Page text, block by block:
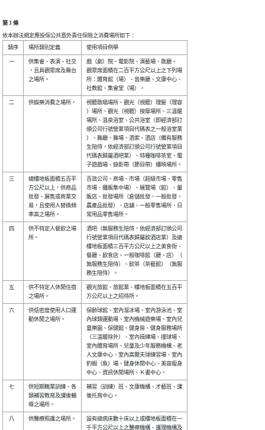
第 3 條
依本辦法規定應投保公共意外責任保險之消費場所如下：
供集會、表演、社交
，且具觀眾席及舞台
之場所。
戲（劇）院、電影院、演藝場、歌廳。
觀眾席面積在二百平方公尺以上之下列場
所：體育館（場）、音樂廳、文康中心、
供娛樂消費之場所。
視聽歌唱場所、觀光（視聽）理髮（理容
）場所、觀光（視聽）按摩場所、三溫暖
場所、溫泉浴室、公共浴室（即經濟部訂
頒公司行號營業項目代碼表之一般浴室業
）、舞廳、舞場、酒家、酒店（備有服務
生陪侍，依經濟部訂頒公司行號營業項目
代碼表歸屬酒吧業）、特種咖啡茶室、電
總樓地板面積五百平
方公尺以上，供商品
批發、展售或商業交
易，且使用人替換頻
百貨公司、商場、市場（超級市場、零售
市場、攤販集中場）、展覽場（館）、量
販店、批發場所（倉儲批發、一般批發、
農產品批發）、店舖、一般零售場所、日
供不特定人餐飲之場
所。
酒吧（無服務生陪侍，依經濟部訂頒公司
行號營業項目代碼表歸屬飲酒店業）及總
樓地板面積三百平方公尺以上之美食街、
餐廳、飲食店、一般咖啡館（廳、店）（
無服務生陪侍）、飲茶（茶藝館）（無服
供不特定人休閒住宿
觀光旅館、旅館業、樓地板面積在五百平
供低密度使用人口運
動休閒之場所。
保齡球館、室內溜冰場、室內游泳池、室
內球類運動場、室內機械遊樂場、室內兒
童樂園、保健館、健身房、健身服務場所
（三溫暖除外）、室內操練場、撞球場、
室內體育場所、兒童及少年服務機構、老
人文康中心、室內高爾夫球練習場、室內
釣蝦（魚）場、健身休閒中心、美容瘦身
供短期職業訓練、各
類補習教育及課後輔
補習（訓練）班、文康機構、才藝班、課
後托育中心。
供醫療照護之場所。
設有總病床數十床以上或樓地板面積在一
千平方公尺以上之醫療機構、護理機構及